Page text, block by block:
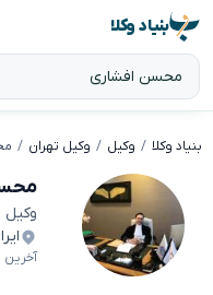
بنیاد وکلا
بنیاد وکلا وکیل وکیل تهران
وکیل
آخرین